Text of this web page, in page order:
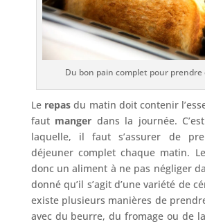
Du bon pain complet pour prendre
Le repas du matin doit contenir
faut manger dans la journée.
laquelle, il faut s’assurer de
déjeuner complet chaque matin. Le
donc un aliment à ne pas négliger
donné qu’il s’agit d’une variété de
existe plusieurs manières de
avec du beurre, du fromage ou de